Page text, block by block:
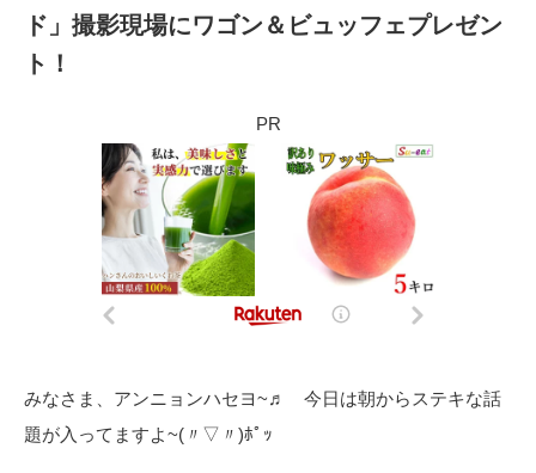
ド」撮影現場にワゴン＆ビュッフェプレゼン
ト！
PR
みなさま、アンニョンハセヨ~♬ 今日は朝からステキな話
題が入ってますよ~(〃▽〃)ﾎﾟｯ